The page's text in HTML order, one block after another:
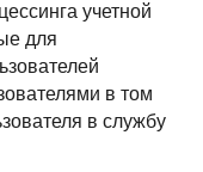
учетной
для
в том
в службу